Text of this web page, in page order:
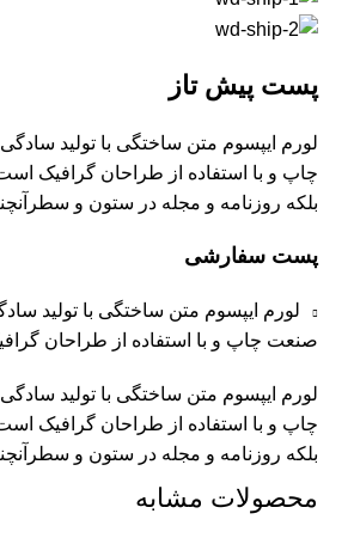
پست پیش تاز
لورم ایپسوم متن ساختگی با تولید
چاپ و با استفاده از طراحان گرافیک
بلکه روزنامه و مجله در ستون و
پست سفارشی
لورم ایپسوم متن ساختگی با تولید
صنعت چاپ و با استفاده از طراحان
لورم ایپسوم متن ساختگی با تولید
چاپ و با استفاده از طراحان گرافیک
بلکه روزنامه و مجله در ستون و
محصولات مشابه